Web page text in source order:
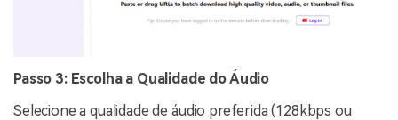
Passo 3: Escolha a Qualidade do Áudio
Selecione a qualidade de áudio preferida (128kbps ou